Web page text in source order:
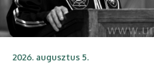
2026. augusztus 5.